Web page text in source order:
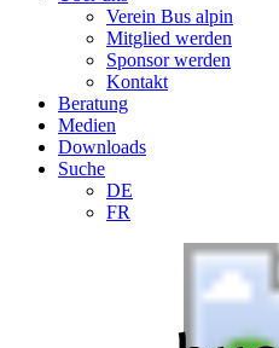
Verein Bus alpin
Mitglied werden
Sponsor werden
Kontakt
Beratung
Medien
Downloads
Suche
DE
FR